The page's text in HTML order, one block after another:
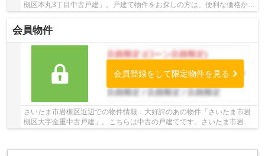
槻区本丸3丁目中古戸建」。戸建て物件をお探しの方は、便利な価格から
なる中古物件はいかがでしょうか。お客様の物...
会員物件
会員登録をして限定物件を見る
さいたま市岩槻区近辺での物件情報：大好評のあの物件「さいたま市岩
槻区大字金重中古戸建」。こちらは中古の戸建てです。さいたま市岩槻
区にあまり詳しくない方でも、当社スタッフま...